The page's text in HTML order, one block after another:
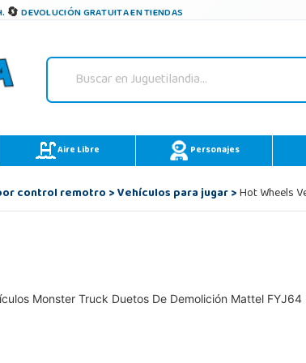
DEVOLUCIÓN GRATUITA EN TIENDAS
Aire Libre Personajes
control remotro>Vehículos para jugar>Hot Wheels